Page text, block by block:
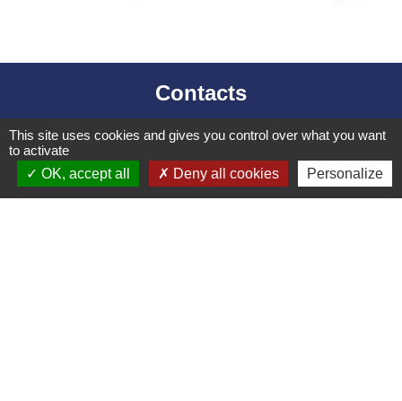
Contacts
Mairie d’Izieu
01300 Izieu - FRANCE
+33 4 79 87 23 00
This site uses cookies and gives you control over what you want
to activate
OK, accept all
Deny all cookies Personalize